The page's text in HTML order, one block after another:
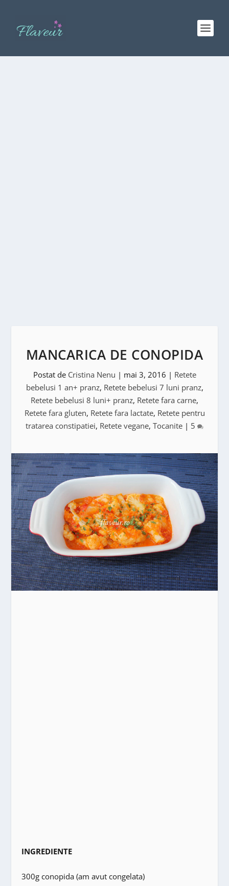
MANCARICA DE CONOPIDA
Postat de Cristina Nenu | mai 3, 2016 | Retete
bebelusi 1 an+ pranz, Retete bebelusi 7 luni pranz,
Retete bebelusi 8 luni+ pranz, Retete fara carne,
Retete fara gluten, Retete fara lactate, Retete pentru
tratarea constipatiei, Retete vegane, Tocanite | 5
INGREDIENTE
300g conopida (am avut congelata)